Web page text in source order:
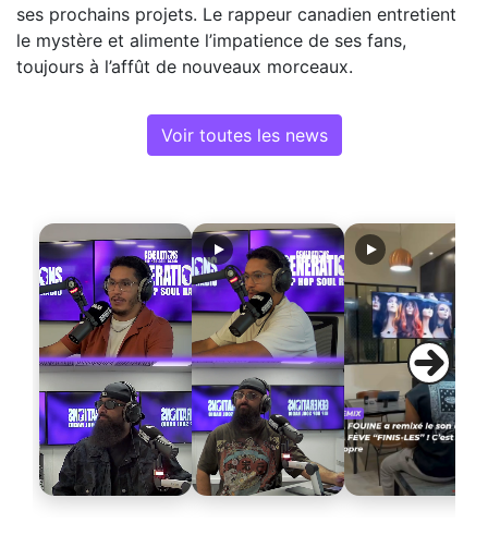
ses prochains projets. Le rappeur canadien entretient
le mystère et alimente l’impatience de ses fans,
toujours à l’affût de nouveaux morceaux.
Voir toutes les news